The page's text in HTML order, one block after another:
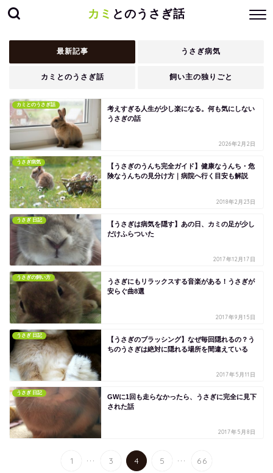
カミ とのうさぎ話
最新記事 うさぎ病気
カミとのうさぎ話 飼い主の独りごと
カミとのうさぎ話
考えすぎる人生が少し楽になる。何も気にしない
うさぎの話
2026年2月2日
うさぎ病気
【うさぎのうんち完全ガイド】健康なうんち・危
険なうんちの見分け方｜病院へ行く目安も解説
2018年2月23日
うさぎ 日記
【うさぎは病気を隠す】あの日、カミの足が少し
だけふらついた
2017年12月17日
うさぎの飼い方
うさぎにもリラックスする音楽がある！うさぎが
安らぐ曲8選
2017年9月15日
うさぎ 日記
【うさぎのブラッシング】なぜ毎回隠れるの？う
ちのうさぎは絶対に隠れる場所を間違えている
2017年5月11日
うさぎ 日記
GWに1回も走らなかったら、うさぎに完全に見下
された話
2017年5月8日
1 ... 3 4 5 ... 66